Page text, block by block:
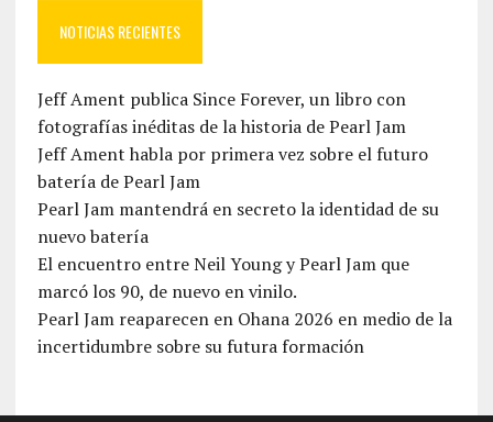
NOTICIAS RECIENTES
Jeff Ament publica Since Forever, un libro con
fotografías inéditas de la historia de Pearl Jam
Jeff Ament habla por primera vez sobre el futuro
batería de Pearl Jam
Pearl Jam mantendrá en secreto la identidad de su
nuevo batería
El encuentro entre Neil Young y Pearl Jam que
marcó los 90, de nuevo en vinilo.
Pearl Jam reaparecen en Ohana 2026 en medio de la
incertidumbre sobre su futura formación